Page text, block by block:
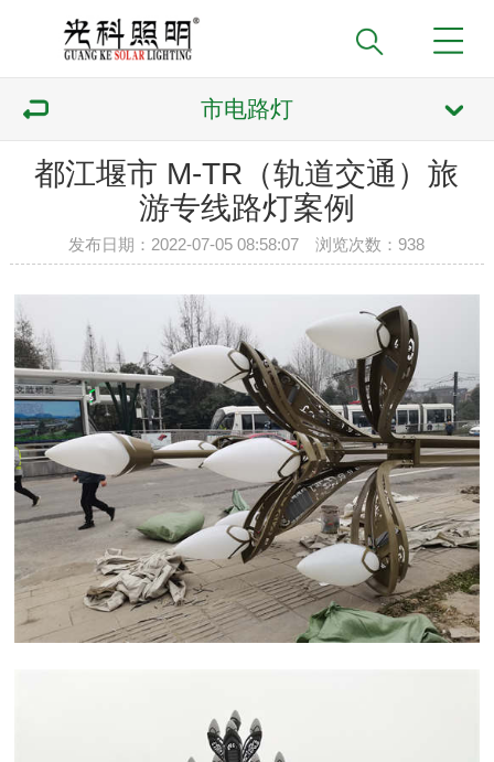
市电路灯
都江堰市 M-TR（轨道交通）旅
游专线路灯案例
发布日期：2022-07-05 08:58:07 浏览次数： 938